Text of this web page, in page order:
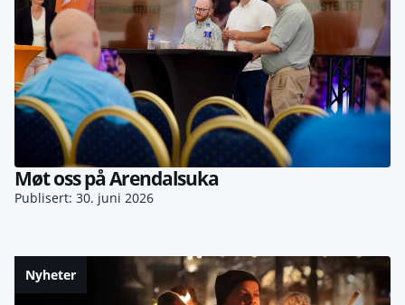
Møt oss på Arendalsuka
Publisert: 30. juni 2026
Nyheter